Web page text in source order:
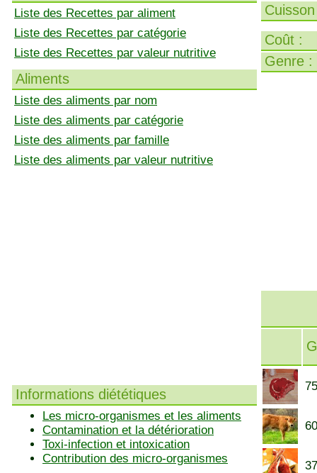
Liste des Recettes par aliment
Liste des Recettes par catégorie
Liste des Recettes par valeur nutritive
Aliments
Liste des aliments par nom
Liste des aliments par catégorie
Liste des aliments par famille
Liste des aliments par valeur nutritive
Informations diététiques
Les micro-organismes et les aliments
Contamination et la détérioration
Toxi-infection et intoxication
Contribution des micro-organismes
Coût :
Genre :